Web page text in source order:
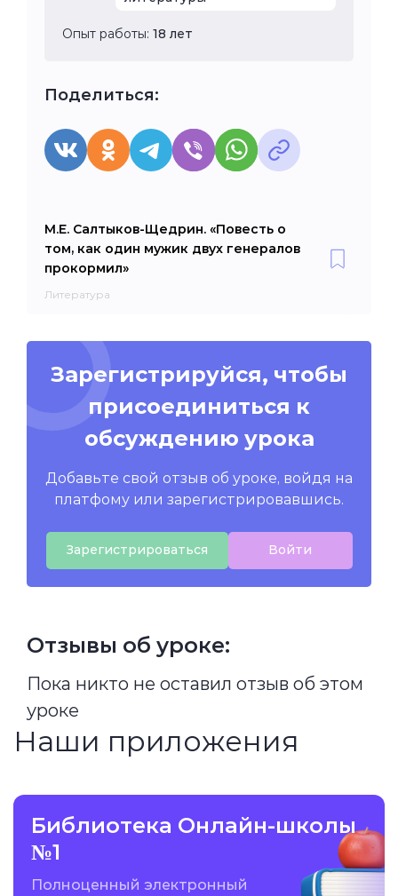
Опыт работы: 18 лет
Поделиться:
М.Е. Салтыков-Щедрин. «Повесть о
том, как один мужик двух генералов
прокормил»
Литература
Зарегистрируйся, чтобы
присоединиться к
обсуждению урока
Добавьте свой отзыв об уроке, войдя на
платфому или зарегистрировавшись.
Зарегистрироваться Войти
Отзывы об уроке:
Пока никто не оставил отзыв об этом
уроке
Наши приложения
Библиотека Онлайн-школы
№1
Полноценный электронный